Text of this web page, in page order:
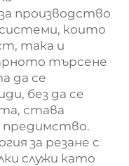
производство
които
така и
търсене
да се
без да се
става
предимство.
за резане с
служи като